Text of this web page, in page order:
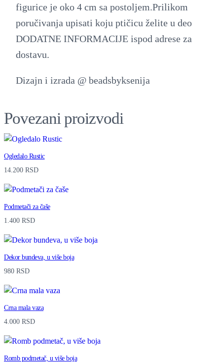
p
č
c
a
q
u
a
n
t
i
t
y
figurice je oko 4 cm sa postoljem.Prilikom
poručivanja upisati koju ptičicu želite u deo
DODATNE INFORMACIJE ispod adrese za
dostavu.
Dizajn i izrada @ beadsbyksenija
Povezani proizvodi
Ogledalo Rustic
14.200 RSD
Podmetači za čaše
1.400 RSD
Dekor bundeva, u više boja
980 RSD
Crna mala vaza
4.000 RSD
Romb podmetač, u više boja